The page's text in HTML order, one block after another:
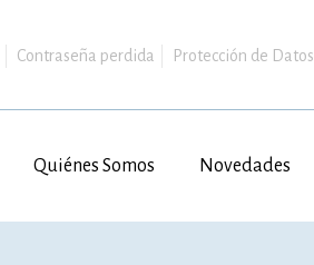
Contraseña perdida Protección de Datos
Quiénes Somos Novedades